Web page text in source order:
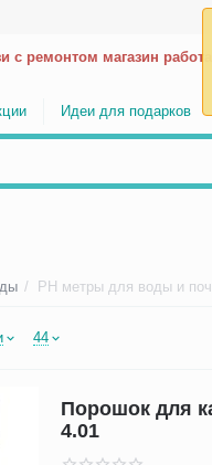
с ремонтом магазин
Идеи для подарков
/ PH метры для воды и
44
Порошок для
4.01